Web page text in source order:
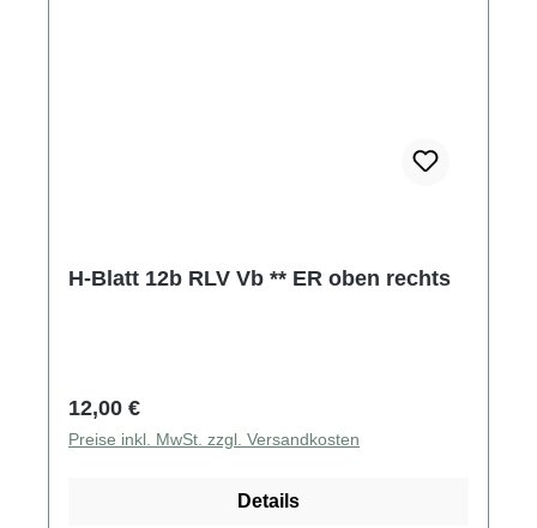
H-Blatt 12b RLV Vb ** ER oben rechts
Regulärer Preis:
12,00 €
Preise inkl. MwSt. zzgl. Versandkosten
Details